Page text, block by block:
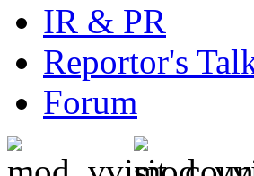
IR & PR
Reportor's
Forum